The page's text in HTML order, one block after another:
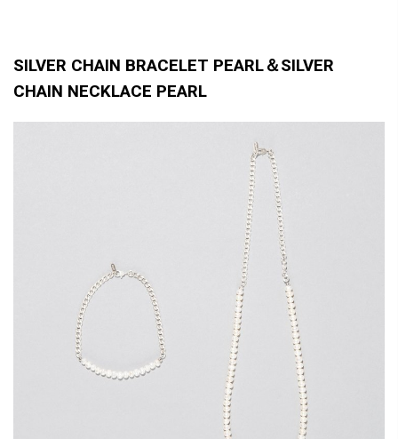
SILVER CHAIN BRACELET PEARL＆SILVER
CHAIN NECKLACE PEARL